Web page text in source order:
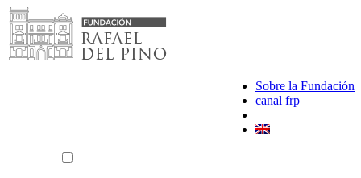
Saltar
al
contenido
Sobre la Fundación
canal frp